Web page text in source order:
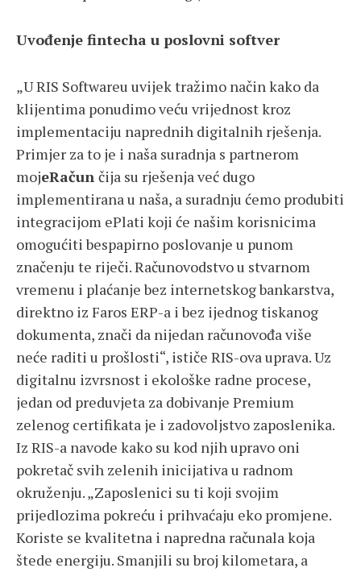
Uvođenje fintecha u poslovni softver
„U RIS Softwareu uvijek tražimo način kako da
klijentima ponudimo veću vrijednost kroz
implementaciju naprednih digitalnih rješenja.
Primjer za to je i naša suradnja s partnerom
mojeRačun čija su rješenja već dugo
implementirana u naša, a suradnju ćemo produbiti
integracijom ePlati koji će našim korisnicima
omogućiti bespapirno poslovanje u punom
značenju te riječi. Računovodstvo u stvarnom
vremenu i plaćanje bez internetskog bankarstva,
direktno iz Faros ERP-a i bez ijednog tiskanog
dokumenta, znači da nijedan računovođa više
neće raditi u prošlosti“, ističe RIS-ova uprava. Uz
digitalnu izvrsnost i ekološke radne procese,
jedan od preduvjeta za dobivanje Premium
zelenog certifikata je i zadovoljstvo zaposlenika.
Iz RIS-a navode kako su kod njih upravo oni
pokretač svih zelenih inicijativa u radnom
okruženju. „Zaposlenici su ti koji svojim
prijedlozima pokreću i prihvaćaju eko promjene.
Koriste se kvalitetna i napredna računala koja
štede energiju. Smanjili su broj kilometara, a